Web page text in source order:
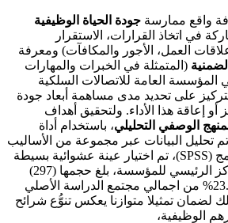
واقع ممارسة جودة الحياة الوظيفية
في اتخاذ القرارات، الاستقرار
العمل، الأجور والمكافآت) ومعرفة
(المتمثلة في الخبرات والمهارات
العامة للاتصالات السلكية
على تحديد مدى مساهمة أبعاد جودة
أو إعاقة هذا الأداء. ولتحقيق أهداف
الوصفي التحليلي، باستخدام أداة
تم تحليل البيانات عبر مجموعة من الأساليب
الإحصائية باستخدام برنامج (SPSS)، تم اختيار عينة عشوائية بسيطة
طبقية من موظفي المركز الرئيسي للمؤسسة، بلغ حجمها (297)
موظف ما يعادل نحو 23.44% من اجمالي مجتمع الدراسة الأصلي
وذلك لضمان تمثيلا متوازنا يعكس تنوُّع شرائح
الوظيفية،